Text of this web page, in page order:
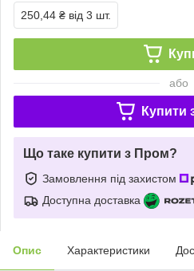
250,44 ₴ від 3 шт.
або
Купити
Що таке купити з Пром?
Замовлення під захистом
Доступна доставка
Опис Характеристики